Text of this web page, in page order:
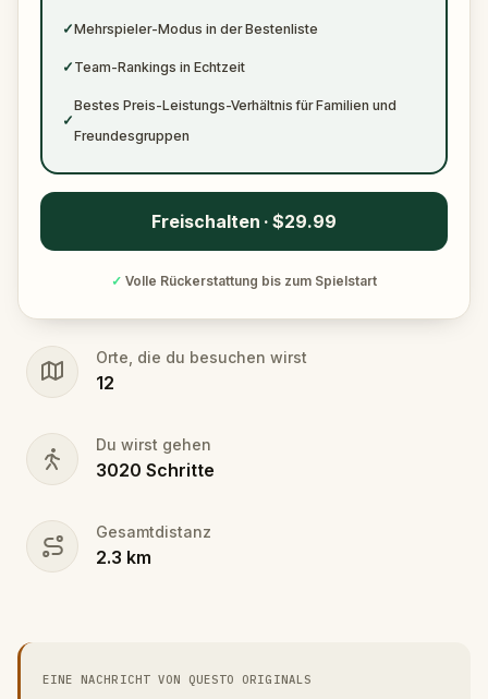
✓Mehrspieler-Modus in der Bestenliste
✓ Team-Rankings in Echtzeit
✓
Bestes Preis-Leistungs-Verhältnis für Familien und
Freundesgruppen
Freischalten · $29.99
✓ Volle Rückerstattung bis zum Spielstart
Orte, die du besuchen wirst
12
Du wirst gehen
3020 Schritte
Gesamtdistanz
2.3 km
EINE NACHRICHT VON QUESTO ORIGINALS